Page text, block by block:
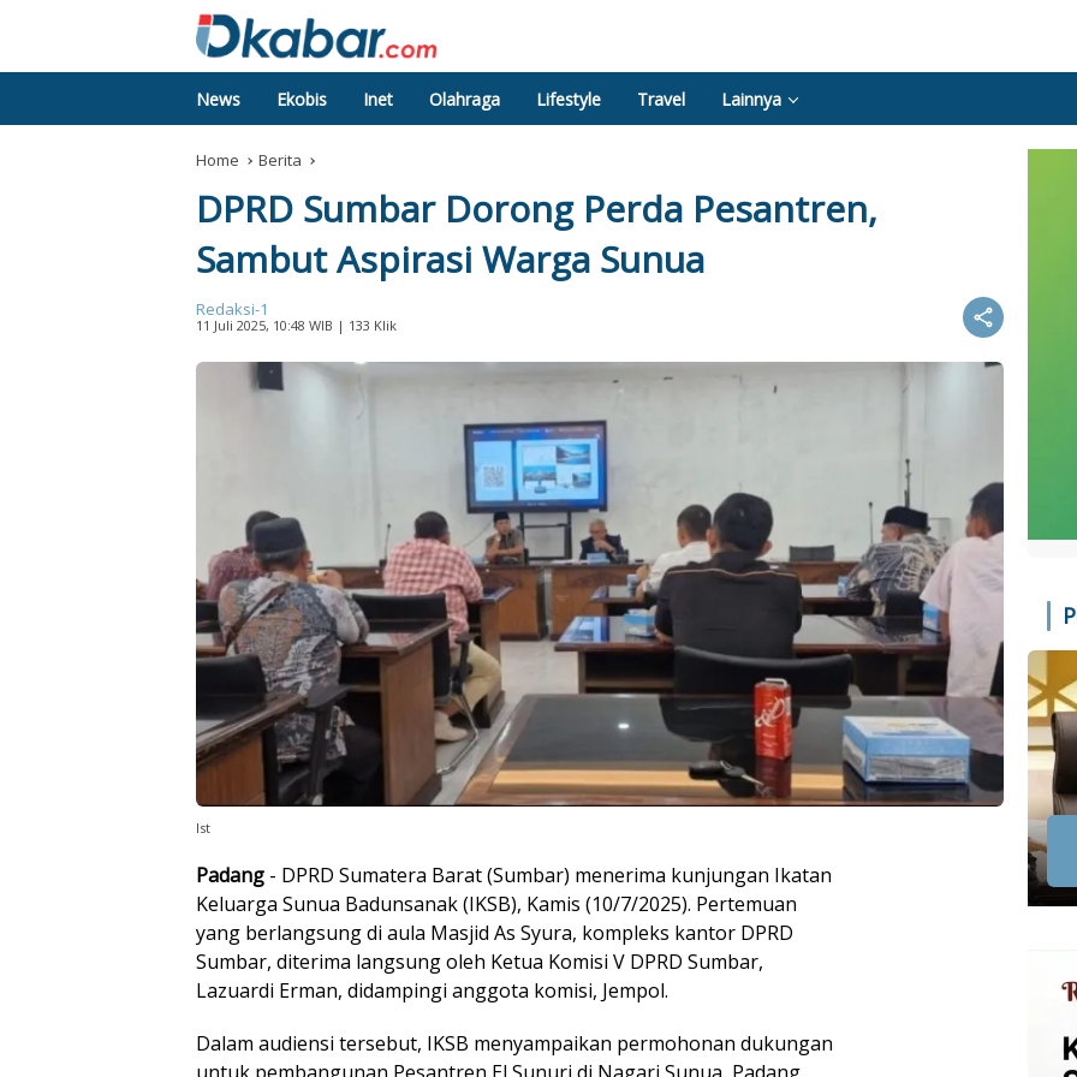
News Ekobis Inet Olahraga Lifestyle Travel Lainnya
Home Berita
DPRD Sumbar Dorong Perda Pesantren,
Sambut Aspirasi Warga Sunua
Redaksi-1
11 Juli 2025, 10:48 WIB | 133 Klik
Ist
Padang - DPRD Sumatera Barat (Sumbar) menerima kunjungan Ikatan
Keluarga Sunua Badunsanak (IKSB), Kamis (10/7/2025). Pertemuan
yang berlangsung di aula Masjid As Syura, kompleks kantor DPRD
Sumbar, diterima langsung oleh Ketua Komisi V DPRD Sumbar,
Lazuardi Erman, didampingi anggota komisi, Jempol.
Dalam audiensi tersebut, IKSB menyampaikan permohonan dukungan